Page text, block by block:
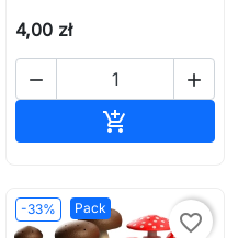
4,00 zł
 

-33% Pack
favorite_border